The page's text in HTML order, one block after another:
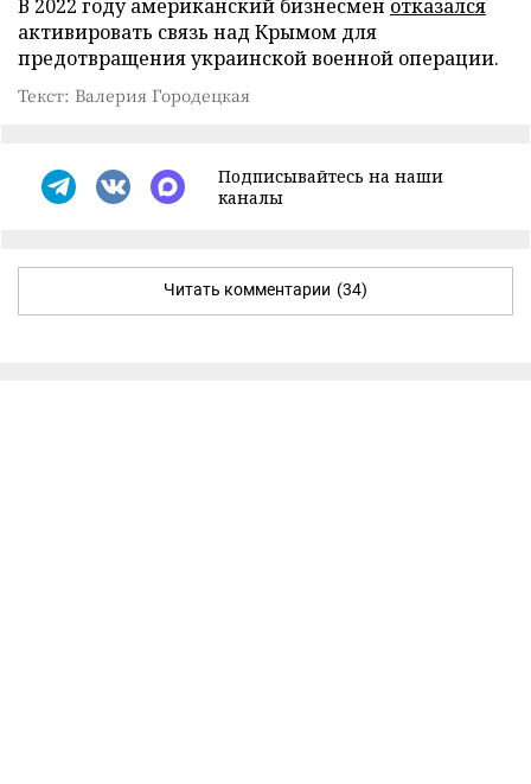
В 2022 году американский бизнесмен отказался
активировать связь над Крымом для
предотвращения украинской военной операции.
Текст: Валерия Городецкая
Подписывайтесь на наши
каналы
Читать комментарии (34)